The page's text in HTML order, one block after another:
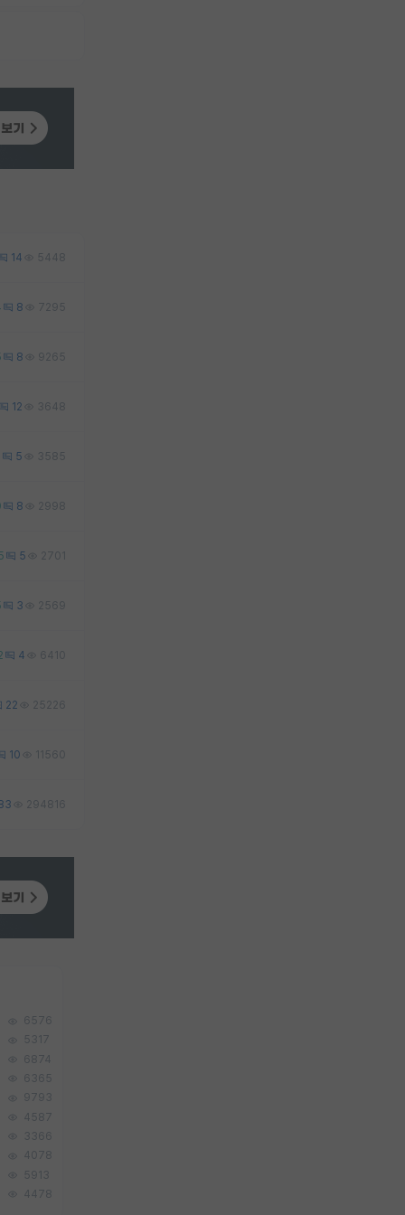
14 5448
8 7295
8 9265
12 3648
5 3585
8 2998
5 2701
3 2569
4 6410
22 25226
10 11560
294816
6576
5317
6874
6365
9793
4587
3366
4078
5913
4478